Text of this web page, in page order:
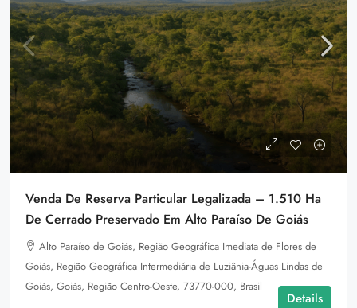
Venda De Reserva Particular Legalizada – 1.510 Ha
De Cerrado Preservado Em Alto Paraíso De Goiás
Alto Paraíso de Goiás, Região Geográfica Imediata de Flores de
Goiás, Região Geográfica Intermediária de Luziânia-Águas Lindas de
Goiás, Goiás, Região Centro-Oeste, 73770-000, Brasil
Details